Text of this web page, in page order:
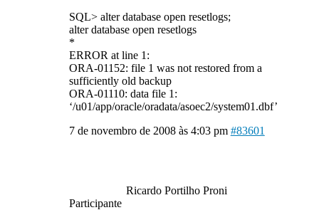
SQL> alter database open resetlogs;
alter database open resetlogs
*
ERROR at line 1:
ORA-01152: file 1 was not restored from a
sufficiently old backup
ORA-01110: data file 1:
‘/u01/app/oracle/oradata/asoec2/system01.dbf’
7 de novembro de 2008 às 4:03 pm #83601
Ricardo Portilho Proni
Participante